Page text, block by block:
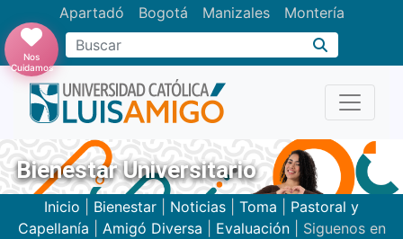
Apartadó Bogotá Manizales Montería
Buscar
Nos
Cuidamos
Bienestar Universitario
Inicio Bienestar Noticias Toma
Pastoral y
Capellanía
Amigó Diversa Evaluación| Siguenos en